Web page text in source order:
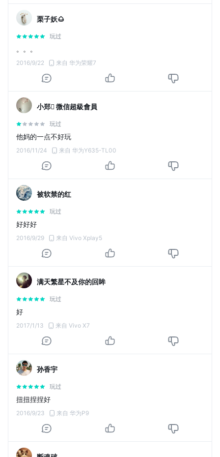
栗子妖🌰
玩过
。。。
2016/9/22 来自 华为荣耀7
小郑 微信超級會員
玩过
他妈的一点不好玩
2016/11/24 来自 华为Y635-TL00
被软禁的红
玩过
好好好
2016/9/29 来自 Vivo Xplay5
满天繁星不及你的回眸
玩过
好
2017/1/13 来自 Vivo X7
孙香宇
玩过
扭扭捏捏好
2016/9/23 来自 华为P9